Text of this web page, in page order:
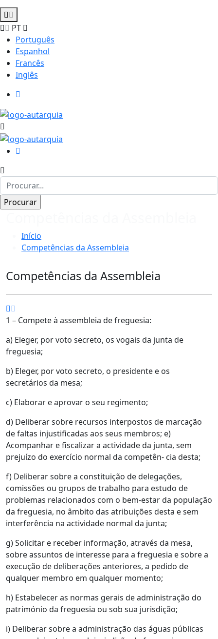
PT
Português
Espanhol
Francês
Inglês
Início
Competências da Assembleia
Competências da Assembleia
1 – Compete à assembleia de freguesia:
a) Eleger, por voto secreto, os vogais da junta de
freguesia;
b) Eleger, por voto secreto, o presidente e os
secretários da mesa;
c) Elaborar e aprovar o seu regimento;
d) Deliberar sobre recursos interpostos de marcação
de faltas injustificadas aos seus membros; e)
Acompanhar e fiscalizar a actividade da junta, sem
prejuízo do exercício normal da competên- cia desta;
f) Deliberar sobre a constituição de delegações,
comissões ou grupos de trabalho para estudo de
problemas relacionados com o bem-estar da população
da freguesia, no âmbito das atribuições desta e sem
interferência na actividade normal da junta;
g) Solicitar e receber informação, através da mesa,
sobre assuntos de interesse para a freguesia e sobre a
execução de deliberações anteriores, a pedido de
qualquer membro em qualquer momento;
h) Estabelecer as normas gerais de administração do
património da freguesia ou sob sua jurisdição;
i) Deliberar sobre a administração das águas públicas